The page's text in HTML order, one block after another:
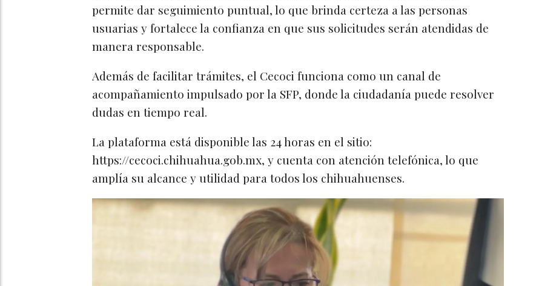
permite dar seguimiento puntual, lo que brinda certeza a las personas
usuarias y fortalece la confianza en que sus solicitudes serán atendidas de
manera responsable.
Además de facilitar trámites, el Cecoci funciona como un canal de
acompañamiento impulsado por la SFP, donde la ciudadanía puede resolver
dudas en tiempo real.
La plataforma está disponible las 24 horas en el sitio:
https://cecoci.chihuahua.gob.mx, y cuenta con atención telefónica, lo que
amplía su alcance y utilidad para todos los chihuahuenses.